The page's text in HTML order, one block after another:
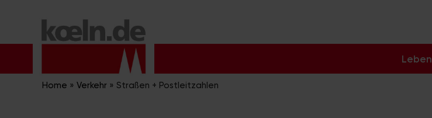
Inhalt
Leben
Home » Verkehr » Straßen + Postleitzahlen